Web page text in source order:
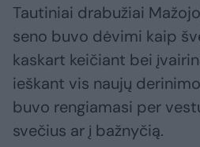
Tautiniai drabužiai
seno buvo dėvimi kaip
kaskart keičiant bei
ieškant vis naujų
buvo rengiamasi per
svečius ar į bažnyčią.